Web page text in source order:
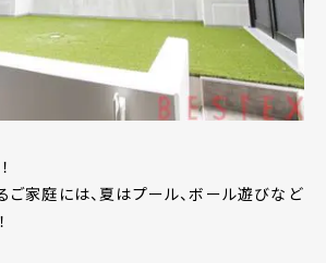
ご家庭には、夏はプール、ボール遊びなど